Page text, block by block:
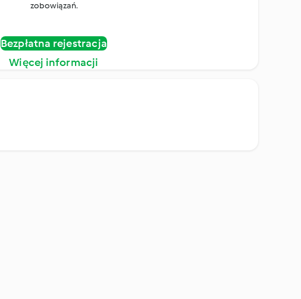
zobowiązań.
Bezpłatna rejestracja
Więcej informacji